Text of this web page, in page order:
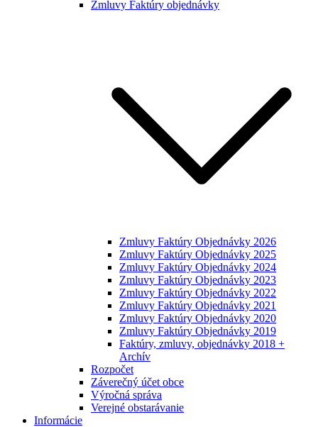
Zmluvy Faktúry objednávky
Zmluvy Faktúry Objednávky 2026
Zmluvy Faktúry Objednávky 2025
Zmluvy Faktúry Objednávky 2024
Zmluvy Faktúry Objednávky 2023
Zmluvy Faktúry Objednávky 2022
Zmluvy Faktúry Objednávky 2021
Zmluvy Faktúry Objednávky 2020
Zmluvy Faktúry Objednávky 2019
Faktúry, zmluvy, objednávky 2018 +
Archív
Rozpočet
Záverečný účet obce
Výročná správa
Verejné obstarávanie
Informácie